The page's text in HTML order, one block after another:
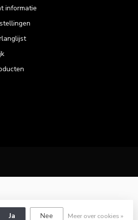
informatie
Ja Nee Meer over cookies »